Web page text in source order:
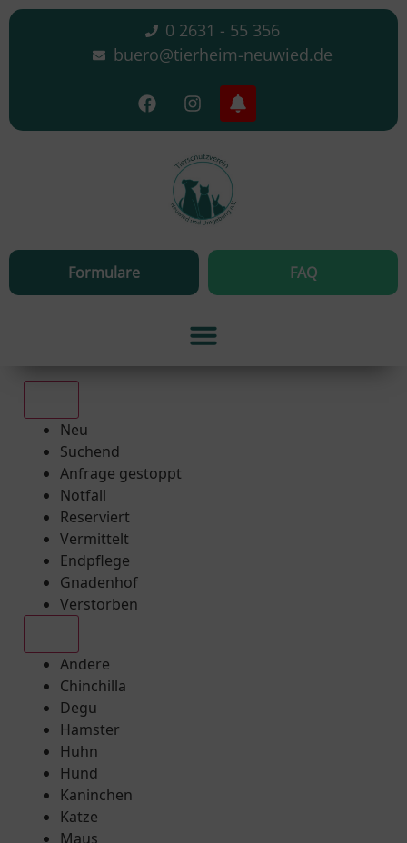
0 2631 - 55 356
buero@tierheim-neuwied.de
Formulare FAQ
Neu
Suchend
Anfrage gestoppt
Notfall
Reserviert
Vermittelt
Endpflege
Gnadenhof
Verstorben
Andere
Chinchilla
Degu
Hamster
Huhn
Hund
Kaninchen
Katze
Maus